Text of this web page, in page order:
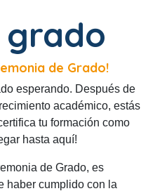
de Grado!
esperando. Después de
académico, estás
tu formación como
hasta aquí!
de Grado, es
haber cumplido con la